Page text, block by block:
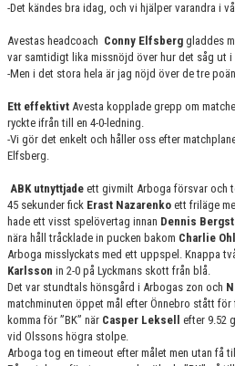
-Det kändes bra idag, och vi hjälper varandra i
Avestas headcoach Conny Elfsberg gladdes
var samtidigt lika missnöjd över hur det såg ut
-Men i det stora hela är jag nöjd över de tre
Ett effektivt Avesta kopplade grepp om
ryckte ifrån till en 4-0-ledning.
-Vi gör det enkelt och håller oss efter
Elfsberg.
ABK utnyttjade ett givmilt Arboga försvar och
45 sekunder fick Erast Nazarenko ett friläge
hade ett visst spelövertag innan Dennis
nära håll tråcklade in pucken bakom Charlie
Arboga misslyckats med ett uppspel. Knappa
Karlsson in 2-0 på Lyckmans skott från blå.
Det var stundtals hönsgård i Arbogas zon och
matchminuten öppet mål efter Önnebro stått för
komma för ”BK” när Casper Leksell efter 9.52
vid Olssons högra stolpe.
Arboga tog en timeout efter målet men utan få